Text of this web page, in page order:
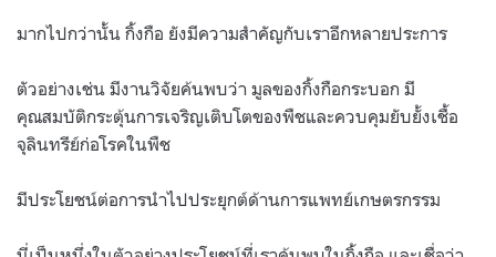
มากไปกว่านั้น กิ้งกือ ยังมีความสำคัญกับเราอีกหลายประการ
ตัวอย่างเช่น มีงานวิจัยค้นพบว่า มูลของกิ้งกือกระบอก มี
คุณสมบัติกระตุ้นการเจริญเติบโตของพืชและควบคุมยับยั้งเชื้อ
จุลินทรีย์ก่อโรคในพืช
มีประโยชน์ต่อการนำไปประยุกต์ด้านการแพทย์เกษตรกรรม